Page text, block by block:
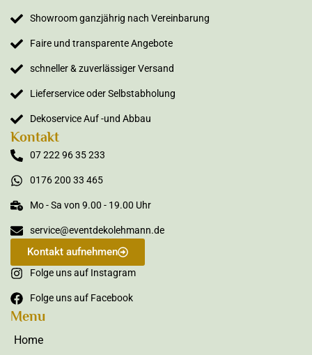
Showroom ganzjährig nach Vereinbarung
Faire und transparente Angebote
schneller & zuverlässiger Versand
Lieferservice oder Selbstabholung
Dekoservice Auf -und Abbau
Kontakt
07 222 96 35 233
0176 200 33 465
Mo - Sa von 9.00 - 19.00 Uhr
service@eventdekolehmann.de
Kontakt aufnehmen
Folge uns auf Instagram
Folge uns auf Facebook
Menu
Home